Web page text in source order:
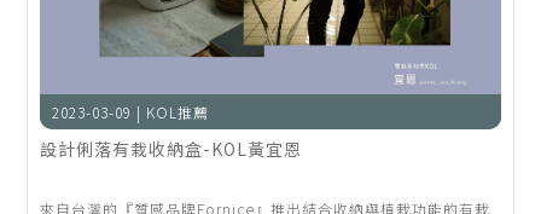
2023-03-09 | KOL推薦
設計俐落有栽收納盒-KOL黃宜恩
來自台灣的『質感品牌Fornice』推出結合收納與植栽功能的有栽